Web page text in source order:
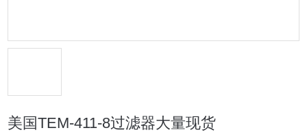
美国TEM-411-8过滤器大量现货